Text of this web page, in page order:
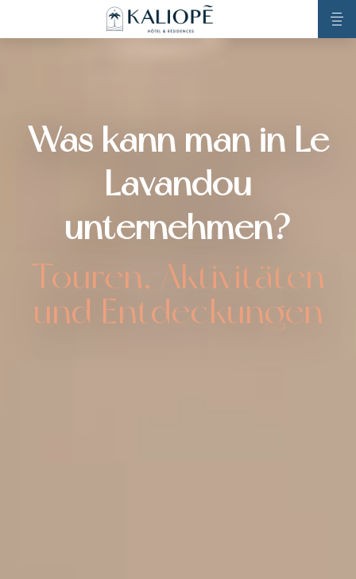
Touren, Aktivitäten
und Entdeckungen
Was kann man in Le
Lavandou
unternehmen?